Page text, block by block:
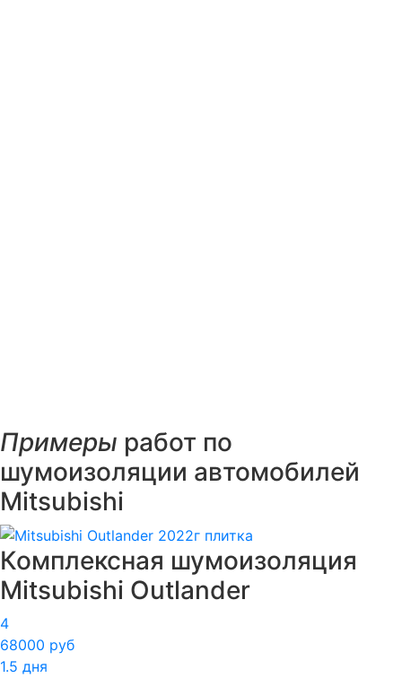
Примеры работ по
шумоизоляции автомобилей
Mitsubishi
Комплексная шумоизоляция
Mitsubishi Outlander
4
68000 руб
1.5 дня